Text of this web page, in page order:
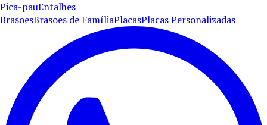
Pica-pauEntalhes
BrasõesBrasões de FamíliaPlacasPlacas Personalizadas